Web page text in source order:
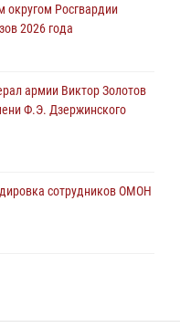
пистолетом
округом Росгвардии
2026 года
армии Виктор Золотов
Ф.Э. Дзержинского
сотрудников ОМОН